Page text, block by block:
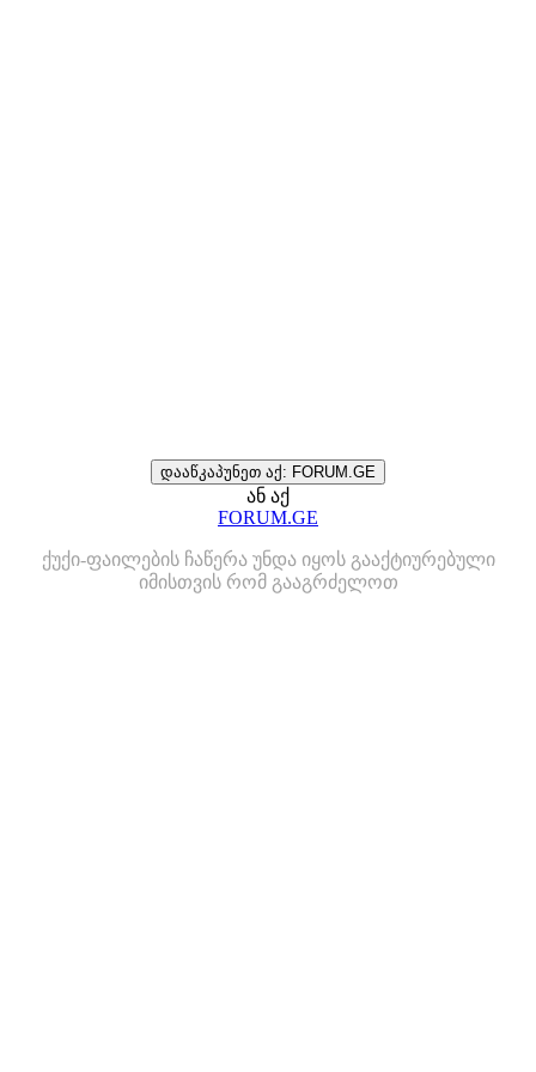
დააწკაპუნეთ აქ: FORUM.GE
ან აქ
FORUM.GE
ქუქი-ფაილების ჩაწერა უნდა იყოს გააქტიურებული
იმისთვის რომ გააგრძელოთ